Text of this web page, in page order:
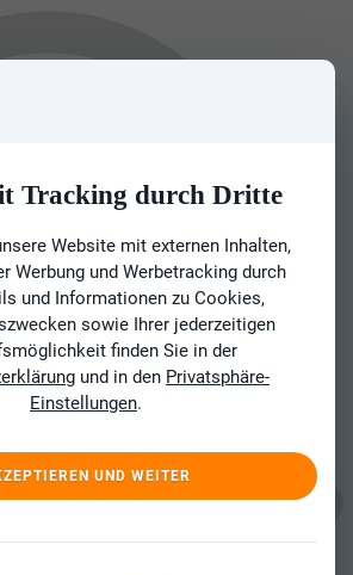
Tracking durch Dritte
Website mit externen Inhalten,
Werbung und Werbetracking durch
und Informationen zu Cookies,
sowie Ihrer jederzeitigen
finden Sie in der
und in den Privatsphäre-
Einstellungen.
UND WEITER